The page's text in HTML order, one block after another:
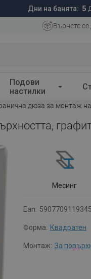
Дни на банята: 5
Върнете
Подови
настилки
дюза за монтаж
Месинг
Ean: 5907709119345
Форма: Квадратен
Монтаж: За